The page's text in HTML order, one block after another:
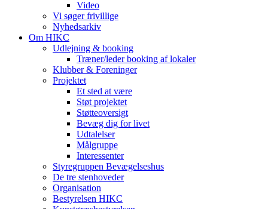
Video
Vi søger frivillige
Nyhedsarkiv
Om HIKC
Udlejning & booking
Træner/leder booking af lokaler
Klubber & Foreninger
Projektet
Et sted at være
Støt projektet
Støtteoversigt
Bevæg dig for livet
Udtalelser
Målgruppe
Interessenter
Styregruppen Bevægelseshus
De tre stenhoveder
Organisation
Bestyrelsen HIKC